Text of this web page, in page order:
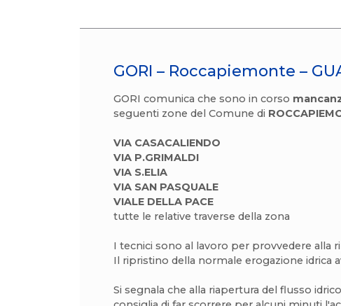
GORI – Roccapiemonte –
GORI comunica che sono in corso
seguenti zone del Comune di
VIA CASACALIENDO
VIA P.GRIMALDI
VIA S.ELIA
VIA SAN PASQUALE
VIALE DELLA PACE
tutte le relative traverse della zona
I tecnici sono al lavoro per provvedere alla
Il ripristino della normale erogazione idrica
Si segnala che alla riapertura del flusso